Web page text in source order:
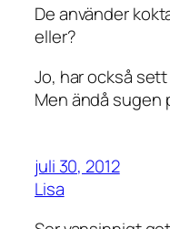
De använder
eller?
Jo, har också
Men ändå sugen
juli 30, 2012
Lisa